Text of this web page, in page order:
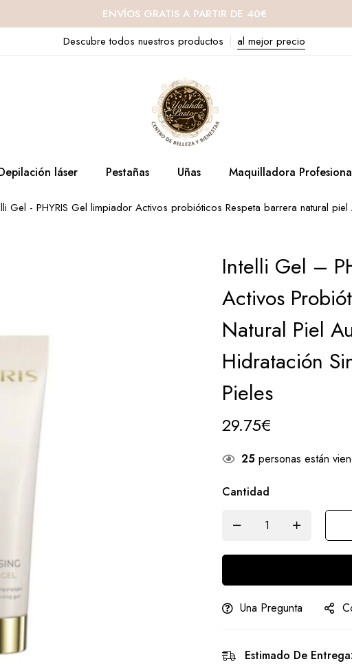
ENVÍOS GRATIS A PARTIR DE 40€
Descubre todos nuestros productos al mejor precio
láser Pestañas Uñas Maquilladora
Gel - PHYRIS Gel limpiador Activos probióticos Respeta barrera natural
Intelli Gel –
Activos
Natural Piel
Hidratación
Pieles
29.75€
25 personas están
Cantidad
Una Pregunta
Estimado De Entrega: